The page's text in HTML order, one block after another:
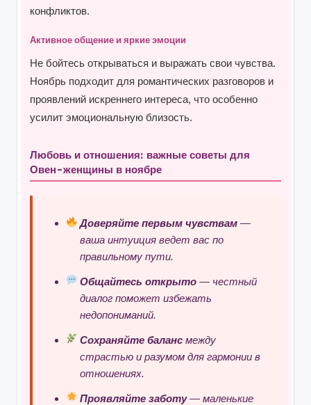
конфликтов.
Активное общение и яркие эмоции
Не бойтесь открываться и выражать свои чувства.
Ноябрь подходит для романтических разговоров и
проявлений искреннего интереса, что особенно
усилит эмоциональную близость.
Любовь и отношения: важные советы для
Овен-женщины в ноябре
Доверяйте первым чувствам —
ваша интуиция ведет вас по
правильному пути.
Общайтесь открыто — честный
диалог поможет избежать
недопониманий.
Сохраняйте баланс между
страстью и разумом для гармонии в
отношениях.
Проявляйте заботу— маленькие